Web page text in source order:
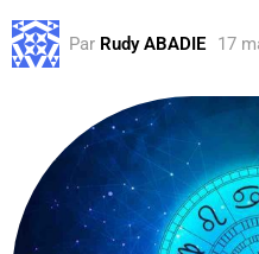
Par Rudy ABADIE 17